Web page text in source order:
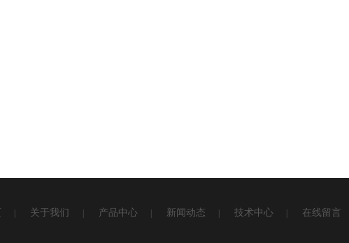
关于我们 产品中心 新闻动态 技术中心 在线留言